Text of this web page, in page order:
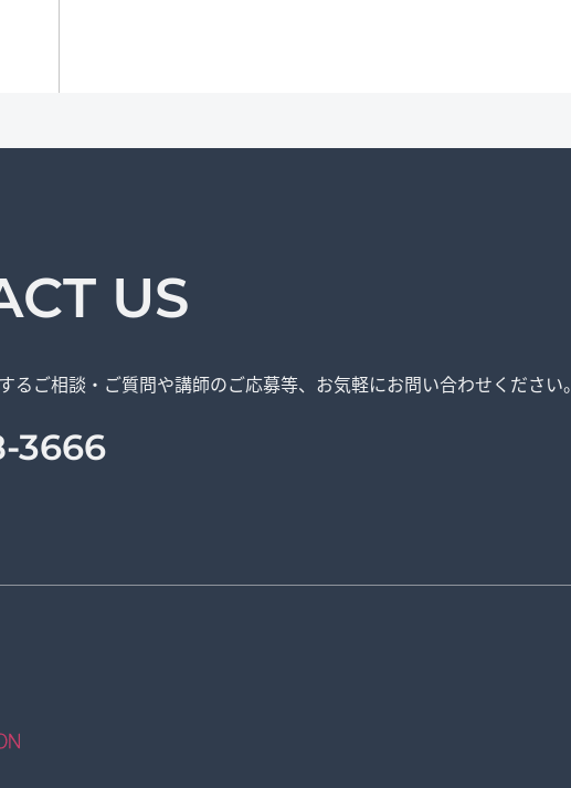
US
るご相談・ご質問や講師のご応募等、 お気軽にお問い合わせください。
3666